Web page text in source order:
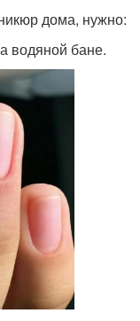
дома, нужно:
водяной бане.